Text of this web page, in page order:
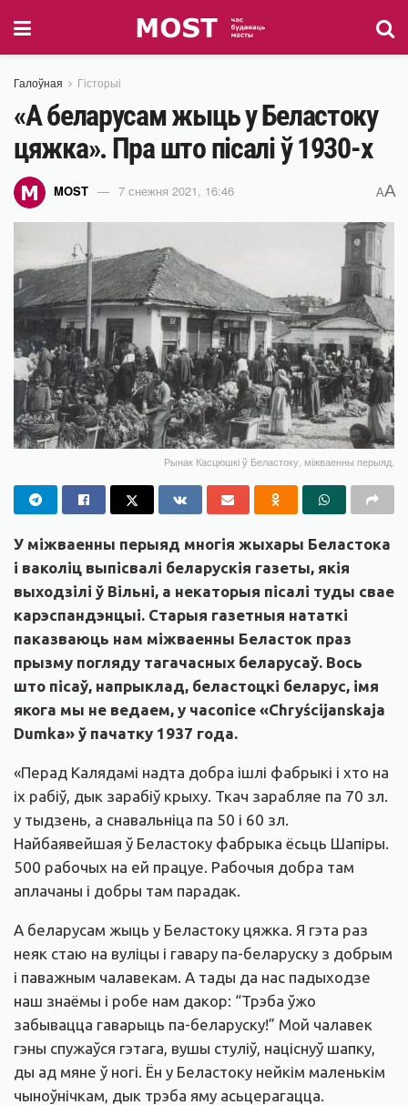
Галоўная Гісторыі
«А беларусам жыць у Беластоку
цяжка». Пра што пісалі ў 1930-х
MOST 7 снежня 2021, 16:46 AA
Рынак Касцюшкі ў Беластоку, міжваенны перыяд.
У міжваенны перыяд многія жыхары Беластока
і ваколіц выпісвалі беларускія газеты, якія
выходзілі ў Вільні, а некаторыя пісалі туды свае
карэспандэнцыі. Старыя газетныя нататкі
паказваюць нам міжваенны Беласток праз
прызму погляду тагачасных беларусаў. Вось
што пісаў, напрыклад, беластоцкі беларус, імя
якога мы не ведаем, у часопісе «Chryścijanskaja
Dumka» ў пачатку 1937 года.
«Перад Калядамі надта добра ішлі фабрыкі і хто на
іх рабіў, дык зарабіў крыху. Ткач зарабляе па 70 зл.
у тыдзень, а снавальніца па 50 і 60 зл.
Найбаявейшая ў Беластоку фабрыка ёсьць Шапіры.
500 рабочых на ей працуе. Рабочыя добра там
аплачаны і добры там парадак.
А беларусам жыць у Беластоку цяжка. Я гэта раз
неяк стаю на вуліцы і гавару па-беларуску з добрым
і паважным чалавекам. А тады да нас падыходзе
наш знаёмы і робе нам дакор: “Трэба ўжо
забывацца гаварыць па-беларуску!” Мой чалавек
гэны спужаўся гэтага, вушы стуліў, націснуў шапку,
ды ад мяне ў ногі. Ён у Беластоку нейкім маленькім
чыноўнічкам, дык трэба яму асьцерагацца.